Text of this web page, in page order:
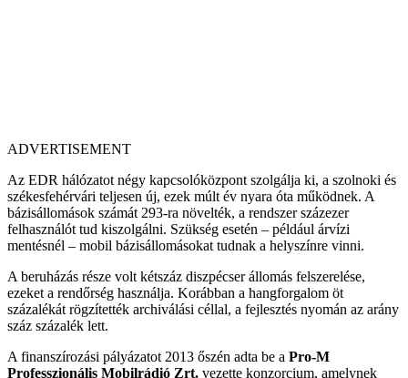
ADVERTISEMENT
Az EDR hálózatot négy kapcsolóközpont szolgálja ki, a szolnoki és
székesfehérvári teljesen új, ezek múlt év nyara óta működnek. A
bázisállomások számát 293-ra növelték, a rendszer százezer
felhasználót tud kiszolgálni. Szükség esetén – például árvízi
mentésnél – mobil bázisállomásokat tudnak a helyszínre vinni.
A beruházás része volt kétszáz diszpécser állomás felszerelése,
ezeket a rendőrség használja. Korábban a hangforgalom öt
százalékát rögzítették archiválási céllal, a fejlesztés nyomán az arány
száz százalék lett.
A finanszírozási pályázatot 2013 őszén adta be a Pro-M
Professzionális Mobilrádió Zrt. vezette konzorcium, amelynek